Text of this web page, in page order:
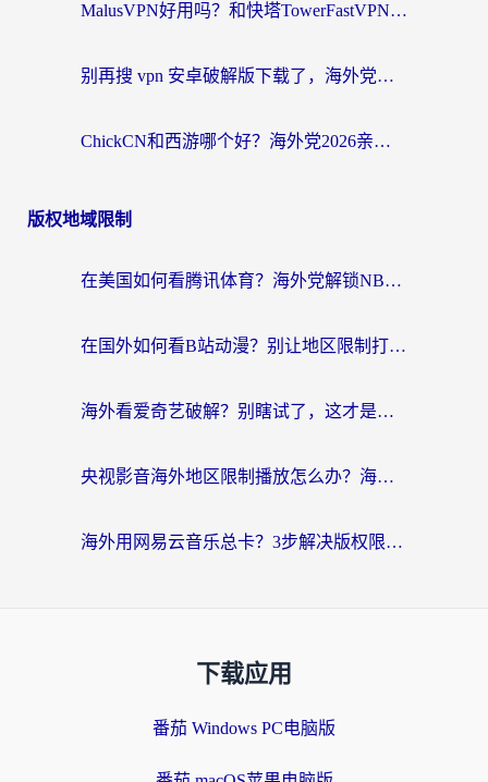
MalusVPN好用吗？和快塔TowerFastVPN对比哪个回国效果更好？海外党亲测实用指南
别再搜 vpn 安卓破解版下载了，海外党回国上网的正确姿势在这里
ChickCN和西游哪个好？海外党2026亲测回国加速器选择指南（附expressvpn中国对比）
版权地域限制
在美国如何看腾讯体育？海外党解锁NBA欧洲杯直播的终极攻略
在国外如何看B站动漫？别让地区限制打断你的追番节奏
海外看爱奇艺破解？别瞎试了，这才是留学生华人追剧看球的正确打开方式
央视影音海外地区限制播放怎么办？海外党亲测有效的回国加速指南
海外用网易云音乐总卡？3步解决版权限制+卡顿，还能听喜马拉雅！
下载应用
番茄 Windows PC电脑版